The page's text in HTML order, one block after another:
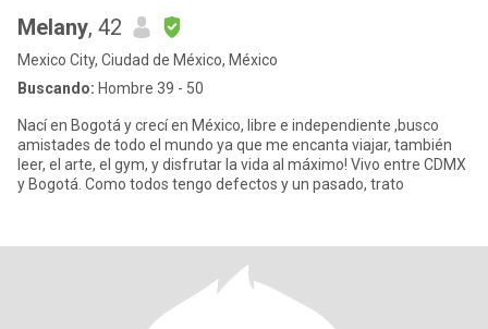
Melany, 42
Mexico City, Ciudad de México, México
Buscando: Hombre 39 - 50
Nací en Bogotá y crecí en México, libre e independiente ,busco
amistades de todo el mundo ya que me encanta viajar, también
leer, el arte, el gym, y disfrutar la vida al máximo! Vivo entre CDMX
y Bogotá. Como todos tengo defectos y un pasado, trato